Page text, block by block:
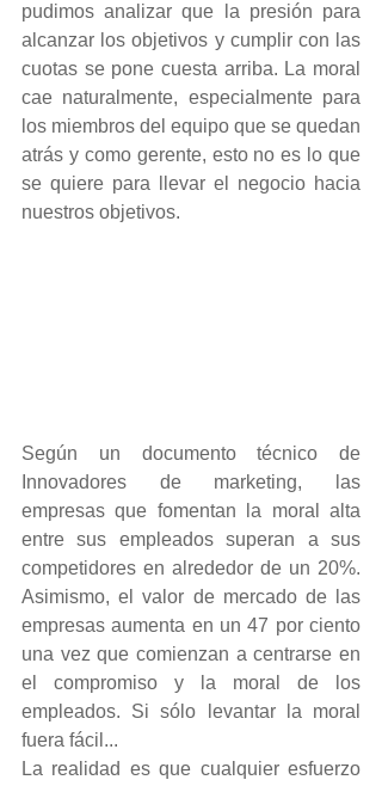
pudimos analizar que la presión para
alcanzar los objetivos y cumplir con las
cuotas se pone cuesta arriba. La moral
cae naturalmente, especialmente para
los miembros del equipo que se quedan
atrás y como gerente, esto no es lo que
se quiere para llevar el negocio hacia
nuestros objetivos.
Según un documento técnico de
Innovadores de marketing, las
empresas que fomentan la moral alta
entre sus empleados superan a sus
competidores en alrededor de un 20%.
Asimismo, el valor de mercado de las
empresas aumenta en un 47 por ciento
una vez que comienzan a centrarse en
el compromiso y la moral de los
empleados. Si sólo levantar la moral
fuera fácil...
La realidad es que cualquier esfuerzo